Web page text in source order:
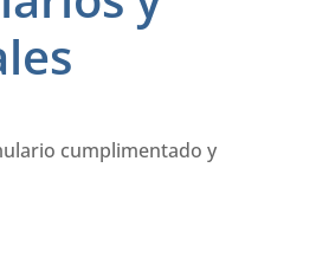
cumplimentado y